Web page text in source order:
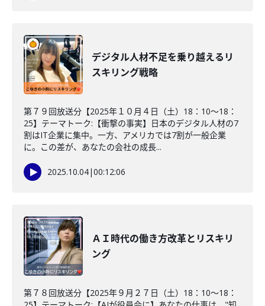
デジタル人材不足を乗り越えるリ
スキリング戦略
第７９回放送分【2025年１０月４日（土）18：10～18：
25】テーマトーク:【衝撃の事実】日本のデジタル人材の7
割はIT企業に集中。一方、アメリカでは7割が一般企業
に。この差が、あなたの会社の成長...
2025.10.04|00:12:06
ＡＩ時代の働き方改革とリスキリ
ング
第７８回放送分【2025年９月２７日（土）18：10～18：